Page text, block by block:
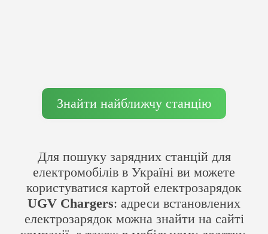
Для пошуку зарядних станцій для
електромобілів в Україні ви можете
користуватися картой електрозарядок
UGV Chargers: адреси встановлених
електрозарядок можна знайти на сайті
Знайти найближчу станцію